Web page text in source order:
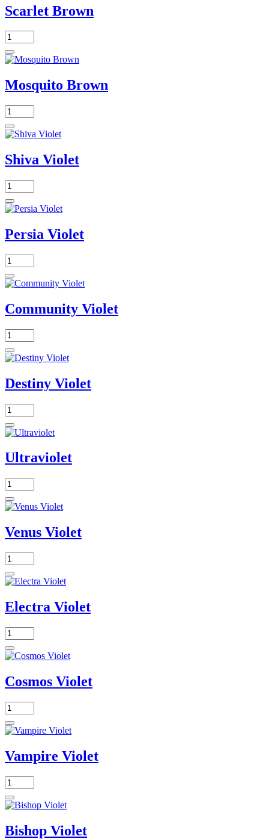
Scarlet Brown
Mosquito Brown
Shiva Violet
Persia Violet
Community Violet
Destiny Violet
Ultraviolet
Venus Violet
Electra Violet
Cosmos Violet
Vampire Violet
Bishop Violet